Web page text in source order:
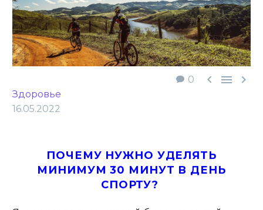
0   
Здоровье
16.05.2022
ПОЧЕМУ НУЖНО УДЕЛЯТЬ
МИНИМУМ 30 МИНУТ В ДЕНЬ
СПОРТУ?